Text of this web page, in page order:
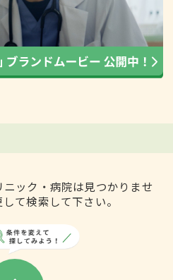
ック・病院は見つかりませ
て検索して下さい。